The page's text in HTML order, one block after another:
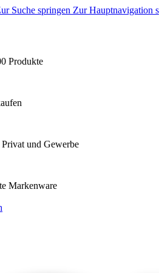
Suche springen Zur Hauptnavigation
Produkte
und Gewerbe
Markenware